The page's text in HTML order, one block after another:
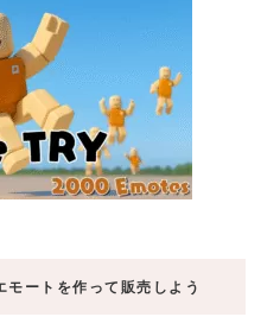
モートを作って販売しよう